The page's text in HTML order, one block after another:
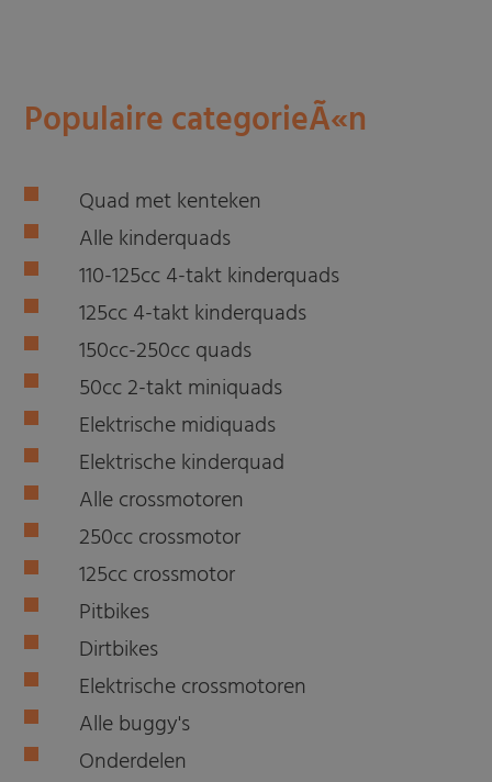
Populaire categorieÃ«n
Quad met kenteken
Alle kinderquads
110-125cc 4-takt kinderquads
125cc 4-takt kinderquads
150cc-250cc quads
50cc 2-takt miniquads
Elektrische midiquads
Elektrische kinderquad
Alle crossmotoren
250cc crossmotor
125cc crossmotor
Pitbikes
Dirtbikes
Elektrische crossmotoren
Alle buggy's
Onderdelen